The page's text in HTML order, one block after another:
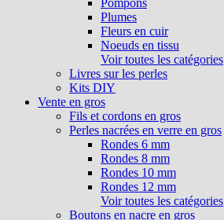
Pompons
Plumes
Fleurs en cuir
Noeuds en tissu
Voir toutes les catégories
Livres sur les perles
Kits DIY
Vente en gros
Fils et cordons en gros
Perles nacrées en verre en gros
Rondes 6 mm
Rondes 8 mm
Rondes 10 mm
Rondes 12 mm
Voir toutes les catégories
Boutons en nacre en gros